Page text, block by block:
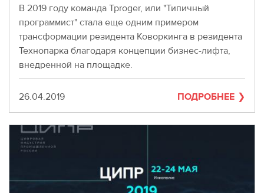
В 2019 году команда Tproger, или "Типичный
программист" стала еще одним примером
трансформации резидента Коворкинга в резидента
Технопарка благодаря концепции бизнес-лифта,
внедренной на площадке.
Дата
26.04.2019 ПОДРОБНЕЕ